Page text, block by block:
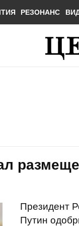
РЕЗОНАНС
Президент
Путин